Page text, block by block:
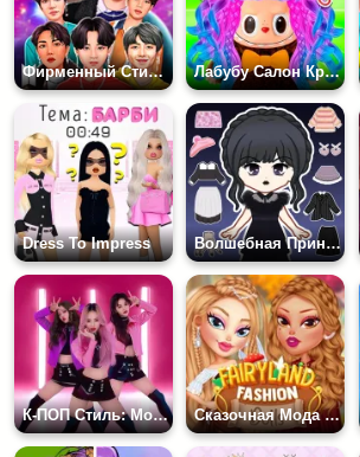
Фирменный Стиль Одежды BTS Лабубу Салон Красоты
Dress To Impress Волшебная Принцесса
К-ПОП Стиль: Модные Одевалки Сказочная Мода Куклы